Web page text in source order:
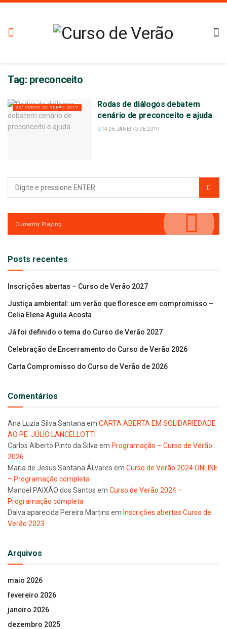
Tag: preconceito
32º CURSO DE VERÃO 2019
Rodas de diálogos debatem
cenário de preconceito e ajuda
14 DE JANEIRO DE 2019
Currently Playing
Posts recentes
Inscrições abertas – Curso de Verão 2027
Justiça ambiental: um verão que floresce em compromisso –
Celia Elena Aguila Acosta
Já foi definido o tema do Curso de Verão 2027
Celebração de Encerramento do Curso de Verão 2026
Carta Compromisso do Curso de Verão de 2026
Comentários
Ana Luzia Silva Santana em CARTA ABERTA EM SOLIDARIEDADE
AO PE. JÚLIO LANCELLOTTI
Carlos Alberto Pinto da Silva em Programação – Curso de Verão
2026
Maria de Jesus Santana ÁLvares em Curso de Verão 2024 ONLINE
– Programação completa
Manoel PAIXÃO dos Santos em Curso de Verão 2024 –
Programação completa
Dalva aparecida Pereira Martins em Inscrições abertas Curso de
Verão 2023
Arquivos
maio 2026
fevereiro 2026
janeiro 2026
dezembro 2025